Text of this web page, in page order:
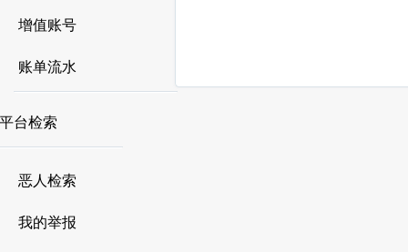
增值账号
账单流水
平台检索
恶人检索
我的举报